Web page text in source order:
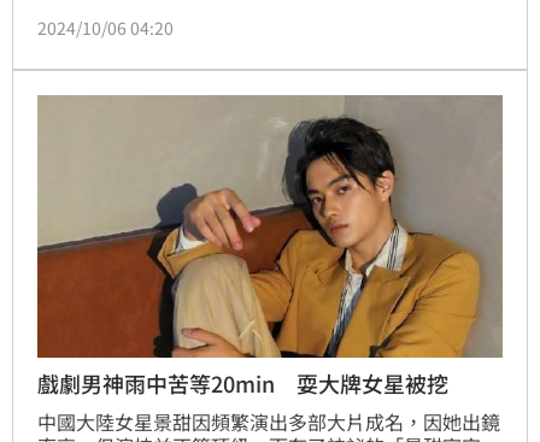
面中她穿著時裝，頂著流行的公主切髮型，讓眾人眼神
出現「第三隻手」，畫面曝光後引起部分網友討論。
2024/10/06 04:20
戲劇男神雨中苦等20min 耍大牌女星被挖
中國大陸女星景甜因頻繁演出多部大片成名，因她出鏡